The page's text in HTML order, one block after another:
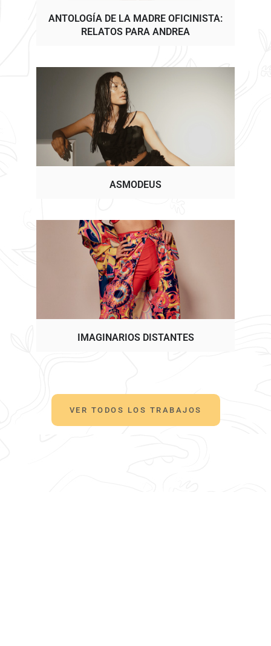
ANTOLOGÍA DE LA MADRE OFICINISTA:
RELATOS PARA ANDREA
ASMODEUS
IMAGINARIOS DISTANTES
VER TODOS LOS TRABAJOS